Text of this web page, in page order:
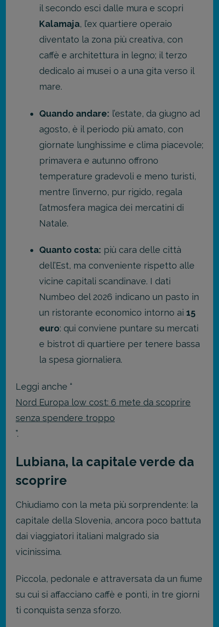
il secondo esci dalle mura e scopri
Kalamaja, l’ex quartiere operaio
diventato la zona più creativa, con
caffè e architettura in legno; il terzo
dedicalo ai musei o a una gita verso il
mare.
Quando andare: l’estate, da giugno ad
agosto, è il periodo più amato, con
giornate lunghissime e clima piacevole;
primavera e autunno offrono
temperature gradevoli e meno turisti,
mentre l’inverno, pur rigido, regala
l’atmosfera magica dei mercatini di
Natale.
Quanto costa: più cara delle città
dell’Est, ma conveniente rispetto alle
vicine capitali scandinave. I dati
Numbeo del 2026 indicano un pasto in
un ristorante economico intorno ai 15
euro: qui conviene puntare su mercati
e bistrot di quartiere per tenere bassa
la spesa giornaliera.
Leggi anche “
Nord Europa low cost: 6 mete da scoprire
senza spendere troppo
”.
Lubiana, la capitale verde da
scoprire
Chiudiamo con la meta più sorprendente: la
capitale della Slovenia, ancora poco battuta
dai viaggiatori italiani malgrado sia
vicinissima.
Piccola, pedonale e attraversata da un fiume
su cui si affacciano caffè e ponti, in tre giorni
ti conquista senza sforzo.